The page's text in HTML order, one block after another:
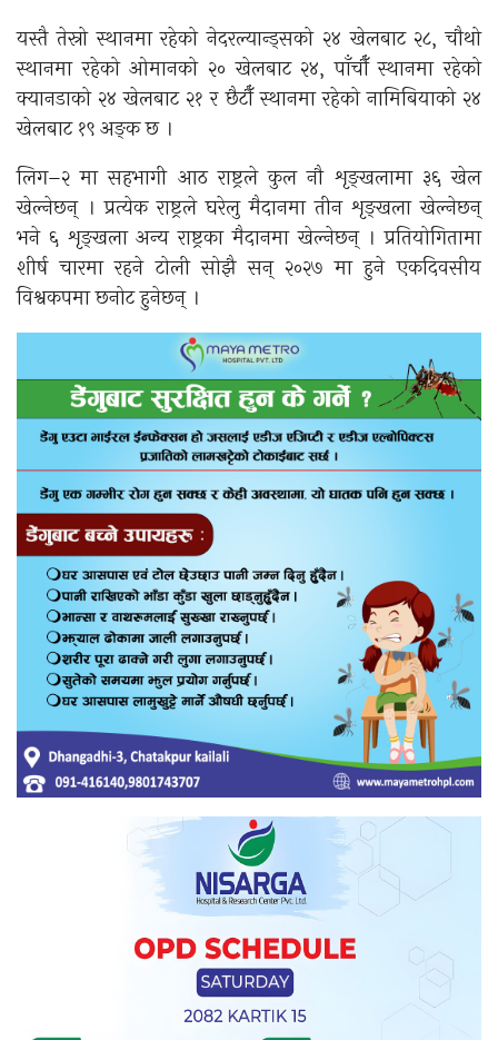
यस्तै तेस्रो स्थानमा रहेको नेदरल्यान्ड्सको २४ खेलबाट २८, चौथो
स्थानमा रहेको ओमानको २० खेलबाट २४, पाँचौँ स्थानमा रहेको
क्यानडाको २४ खेलबाट २१ र छैटौँ स्थानमा रहेको नामिबियाको २४
खेलबाट १९ अङ्क छ ।
लिग–२ मा सहभागी आठ राष्ट्रले कुल नौ शृङ्खलामा ३६ खेल
खेल्नेछन् । प्रत्येक राष्ट्रले घरेलु मैदानमा तीन शृङ्खला खेल्नेछन्
भने ६ शृङ्खला अन्य राष्ट्रका मैदानमा खेल्नेछन् । प्रतियोगितामा
शीर्ष चारमा रहने टोली सोझै सन् २०२७ मा हुने एकदिवसीय
विश्वकपमा छनोट हुनेछन् ।